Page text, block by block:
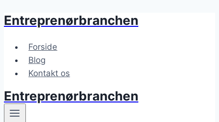
Fortsæt
indhold
Entreprenørbranchen
Forside
Blog
Kontakt os
Entreprenørbranchen